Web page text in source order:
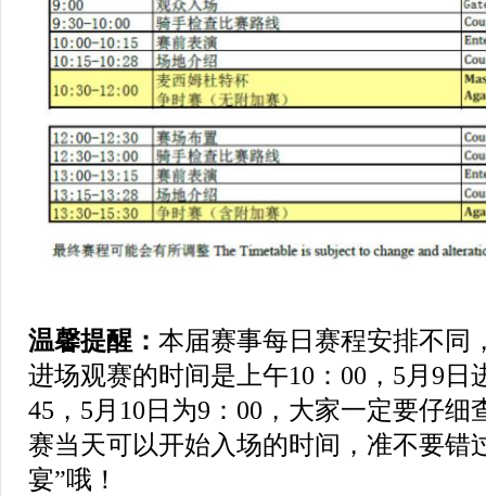
温馨提醒： 本届赛事每日赛程安排不同
进场观赛的时间是上午10：00，5月9日
45，5月10日为9：00，大家一定要仔
赛当天可以开始入场的时间，准不要错
宴”哦！